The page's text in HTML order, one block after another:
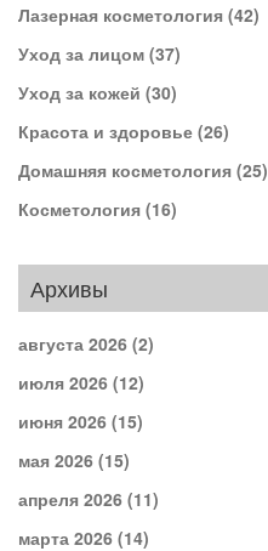
Лазерная косметология (42)
Уход за лицом (37)
Уход за кожей (30)
Красота и здоровье (26)
Домашняя косметология (25)
Косметология (16)
Архивы
августа 2026 (2)
июля 2026 (12)
июня 2026 (15)
мая 2026 (15)
апреля 2026 (11)
марта 2026 (14)